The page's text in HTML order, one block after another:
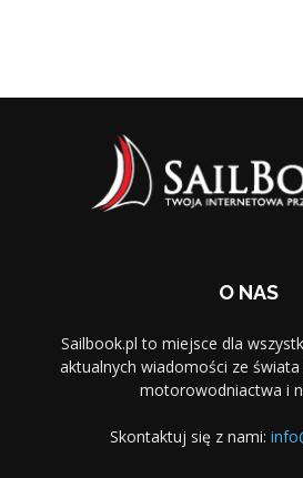
O NAS
Sailbook.pl to miejsce dla
aktualnych wiadomości ze
motorowodniactwa i
Skontaktuj się z nami: